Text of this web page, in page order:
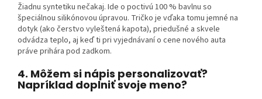
Žiadnu syntetiku nečakaj. Ide o poctivú 100 % bavlnu so
špeciálnou silikónovou úpravou. Tričko je vďaka tomu jemné na
dotyk (ako čerstvo vyleštená kapota), priedušné a skvele
odvádza teplo, aj keď ti pri vyjednávaní o cene nového auta
práve prihára pod zadkom.
4. Môžem si nápis personalizovať?
Napríklad doplniť svoje meno?